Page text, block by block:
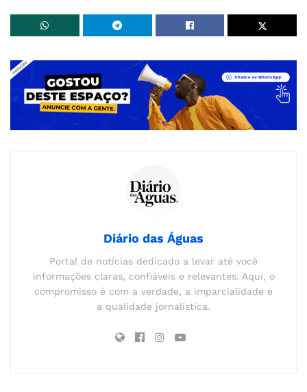
Diário das Águas
Portal de notícias dedicado a levar até você
informações claras, confiáveis e relevantes. Aqui, o
compromisso é com a verdade, a imparcialidade e
a qualidade jornalística.